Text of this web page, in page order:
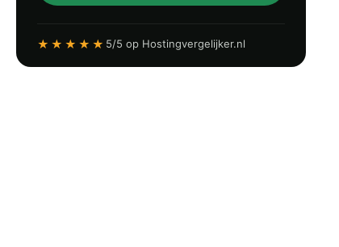
★★★★★ 5/5 op Hostingvergelijker.nl